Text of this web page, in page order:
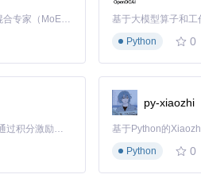
Kimi K3 是Kimi能力最强的模型：这是一个拥有 2.8 万亿参数的混合专家（MoE）模型，具备原生视觉理解能力，并支持 100 万 token 的上下文窗口。
基于大模型算子和
Python
0
「源启盛夏」暑期校园开发者成长计划旨在激活校园开源力量，通过积分激励、认证扶持、资源倾斜等形式，引导高校组织和开发者完成「入驻 — 建项目 — 做贡献 — 获认证 — 得资源」的完整闭环。无论你是想带领社团入驻平台的组织者，还是希望用代码贡献证明自己的开发者，都能在这里找到属于你的成长路径。
py-xiaozhi
Python
0